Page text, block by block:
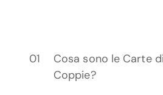
Cosa sono le Carte
Coppie?